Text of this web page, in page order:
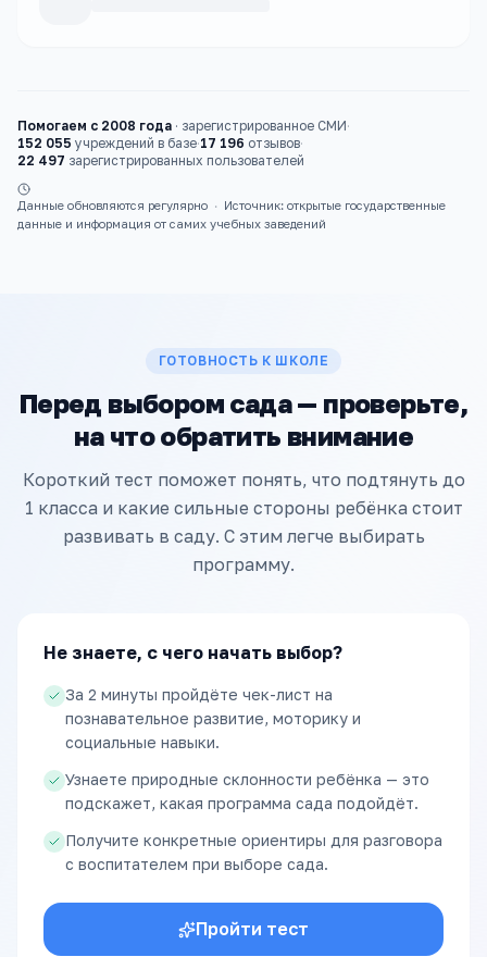
Помогаем с 2008 года · зарегистрированное СМИ·
152 055 учреждений в базе·17 196 отзывов·
22 497 зарегистрированных пользователей
Данные обновляются регулярно ·
Источник: открытые государственные
данные и информация от самих учебных заведений
ГОТОВНОСТЬ К ШКОЛЕ
Перед выбором сада — проверьте,
на что обратить внимание
Короткий тест поможет понять, что подтянуть до
1 класса и какие сильные стороны ребёнка стоит
развивать в саду. С этим легче выбирать
программу.
Не знаете, с чего начать выбор?
За 2 минуты пройдёте чек-лист на
познавательное развитие, моторику и
социальные навыки.
Узнаете природные склонности ребёнка — это
подскажет, какая программа сада подойдёт.
Получите конкретные ориентиры для разговора
с воспитателем при выборе сада.
Пройти тест